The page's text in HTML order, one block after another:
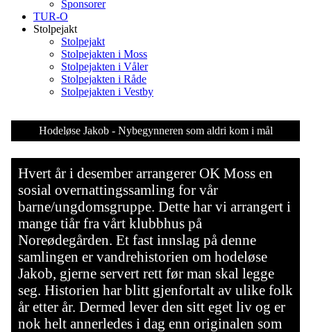
Sponsorer
TUR-O
Stolpejakt
Stolpejakt
Stolpejakten i Moss
Stolpejakten i Våler
Stolpejakten i Råde
Stolpejakten i Vestby
Hodeløse Jakob - Nybegynneren som aldri kom i mål
Hvert år i desember arrangerer OK Moss en
sosial overnattingssamling for vår
barne/ungdomsgruppe. Dette har vi arrangert i
mange tiår fra vårt klubbhus på
Noreødegården. Et fast innslag på denne
samlingen er vandrehistorien om hodeløse
Jakob, gjerne servert rett før man skal legge
seg. Historien har blitt gjenfortalt av ulike folk
år etter år. Dermed lever den sitt eget liv og er
nok helt annerledes i dag enn originalen som